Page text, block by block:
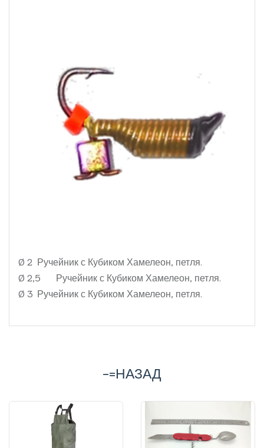
Ø 2 Ручейник с Кубиком Хамелеон, петля.
Ø 2,5
Ручейник с Кубиком Хамелеон, петля.
Ø 3 Ручейник с Кубиком Хамелеон, петля.
-=НАЗАД